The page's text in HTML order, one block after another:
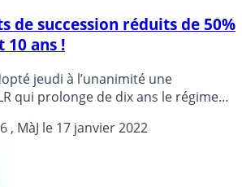
de succession réduits de 50%
10 ans !
jeudi à l’unanimité une
qui prolonge de dix ans le régime
des réserves du gouvernement qui
20 millions d’euros par an.
, MàJ le 17 janvier 2022